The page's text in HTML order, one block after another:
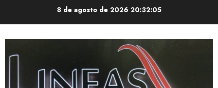
8 de agosto de 2026 20:32:05